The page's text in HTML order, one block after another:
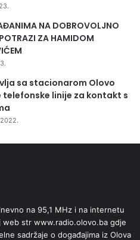
NA DOBROVOLJNO
ZA HAMIDOM
sa stacionarom Olovo
telefonske linije za kontakt s
na 95,1 MHz i na internetu
web str www.radio.olovo.ba gdje
sadržaje o događajima iz Olova